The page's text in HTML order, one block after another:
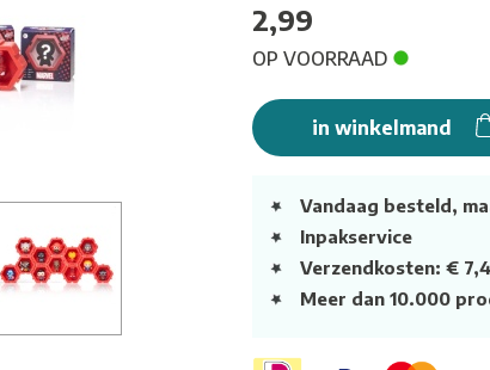
2,99
OP VOORRAAD
in winkelmand
Vandaag besteld,
Inpakservice
Verzendkosten: €
Meer dan 10.000